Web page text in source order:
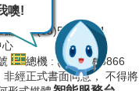
總機 : (03)532-2334
心
總機 : (03)657-8866
經正式書面同意， 不得將
噢!